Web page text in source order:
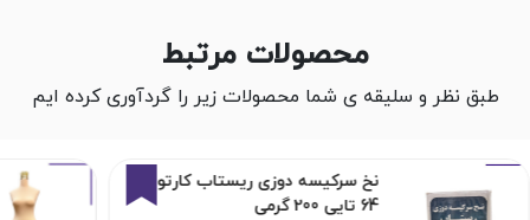
محصولات مرتبط
طبق نظر و سلیقه ی شما محصولات زیر را گردآوری کرده ایم
نخ سرکیسه دوزی ریستاب کارتون
64 تایی 200 گرمی